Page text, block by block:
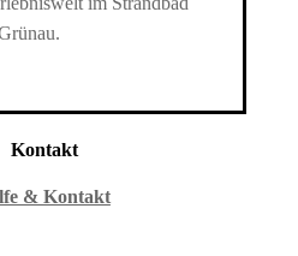
Kontakt
& Kontakt